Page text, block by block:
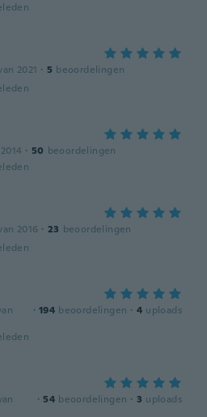
2021 · 5 beoordelingen
· 50 beoordelingen
2016 · 23 beoordelingen
· 194 beoordelingen · 4 uploads
· 54 beoordelingen · 3 uploads